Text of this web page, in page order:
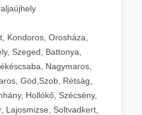
Kondoros, Orosháza,
Szeged, Battonya,
Nagymaros,
Göd,Szob, Rétság,
Hollókő, Szécsény,
Lajosmizse, Soltvadkert,